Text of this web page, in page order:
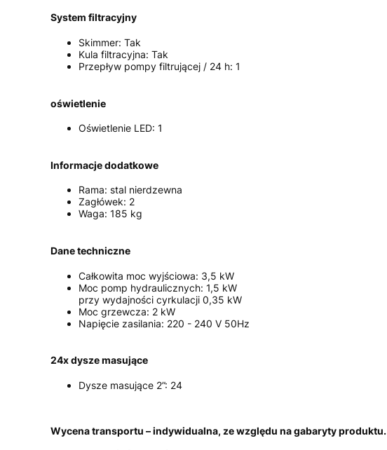
System filtracyjny
Skimmer: Tak
Kula filtracyjna: Tak
Przepływ pompy filtrującej / 24 h: 1
oświetlenie
Oświetlenie LED: 1
Informacje dodatkowe
Rama: stal nierdzewna
Zagłówek: 2
Waga: 185 kg
Dane techniczne
Całkowita moc wyjściowa: 3,5 kW
Moc pomp hydraulicznych: 1,5 kW
przy wydajności cyrkulacji 0,35 kW
Moc grzewcza: 2 kW
Napięcie zasilania: 220 - 240 V 50Hz
24x dysze masujące
Dysze masujące 2”: 24
Wycena transportu – indywidualna, ze względu na gabaryty produktu.